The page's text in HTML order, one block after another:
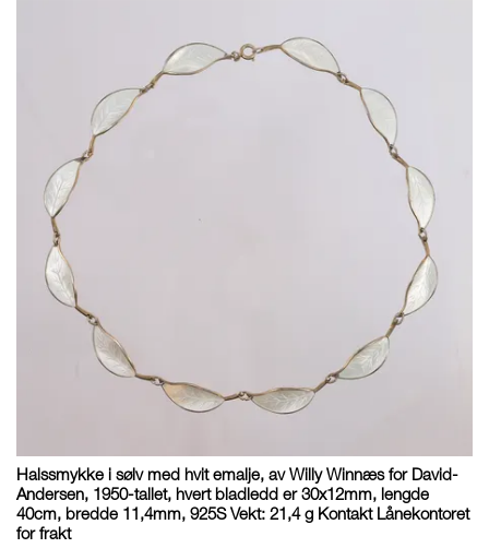
Halssmykke i sølv med hvit emalje, av Willy Winnæs for David-
Andersen, 1950-tallet, hvert bladledd er 30x12mm, lengde
40cm, bredde 11,4mm, 925S Vekt: 21,4 g Kontakt Lånekontoret
for frakt